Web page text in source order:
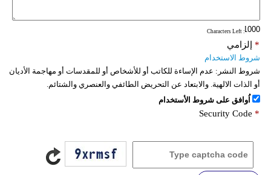
: Characters Left
إلزامي *
شروط الاستخدام
شروط النشر: عدم الإساءة للكاتب أو للأشخاص أو للمقدسات أو مهاجمة الأديان
أو الذات الالهية. والابتعاد عن التحريض الطائفي والعنصري والشتائم.
اُوافق على شروط الأستخدام
Security Code *